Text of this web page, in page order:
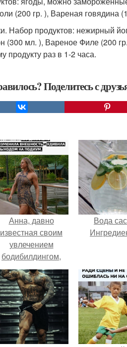
(200 гр. ), Вареная говядина
Набор продуктов: нежирный
(300 мл. ), Вареное Филе (200
продукту раз в 1-2 часа.
Поделитесь с
Анна, давно
известная своим
увлечением
бодибилдингом,
впервые
себя
в роли модели.
Вода